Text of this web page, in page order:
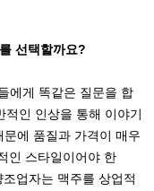
선택할까요?
에게 똑같은 질문을 합
적인 인상을 통해 이야기
에 품질과 가격이 매우
인 스타일이어야 한
업자는 맥주를 상업적